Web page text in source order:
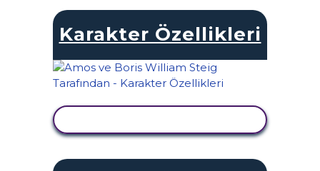
Karakter Özellikleri